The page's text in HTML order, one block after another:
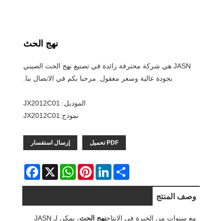
نهج الحث
JASN هي شركة محترفة رائدة في تصنيع نهج الحث الصيني
بجودة عالية وسعر معقول. مرحبا بكم في الاتصال بنا.
الموديل: JX2012C01
نموذج:JX2012C01
إرسال استفسار PDF تحميل
Facebook X
WhatsAppPinterestLinkedInShare
وصف المنتج
مع سنوات من الخبرة في الإنتاجنهج الحث ، يمكن لـ JASN